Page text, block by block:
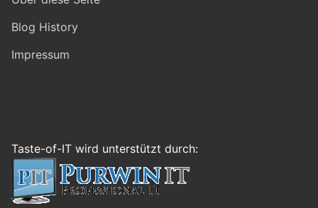
Blog History
Impressum
Taste-of-IT wird unterstützt durch: